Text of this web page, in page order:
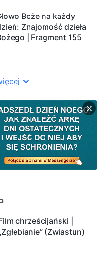
Boże na każdy
Znajomość dzieła
| Fragment 155
chrześcijański |
(Zwiastun)